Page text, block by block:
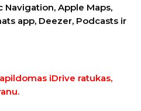
Navigation, Apple Maps,
app, Deezer, Podcasts ir
iDrive ratukas,